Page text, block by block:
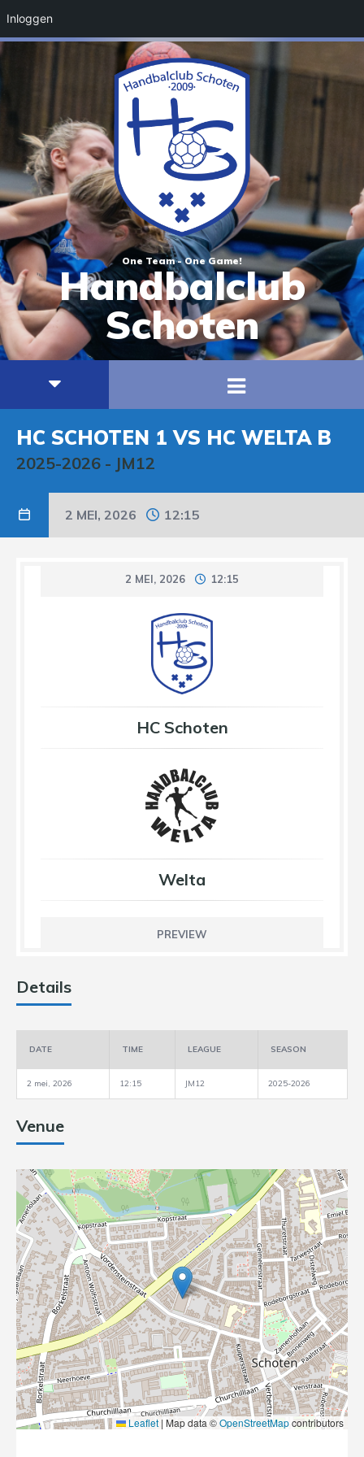
One Team - One Game!
Handbalclub
Schoten
HC SCHOTEN 1 VS HC WELTA B
2025-2026 - JM12
2 MEI, 2026 12:15
2 MEI, 2026 12:15
HC Schoten
Welta
PREVIEW
Details
DATE TIME LEAGUE SEASON
2 mei, 2026 12:15 JM12 2025-2026
Venue
Leaflet | Map data ©OpenStreetMapcontributors
Inloggen